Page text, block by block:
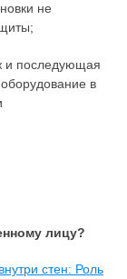
не
и последующая
в
лицу?
стен: Роль